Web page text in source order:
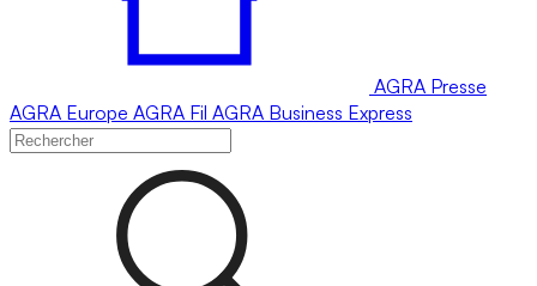
AGRA Presse
AGRA Europe AGRA Fil AGRA Business Express